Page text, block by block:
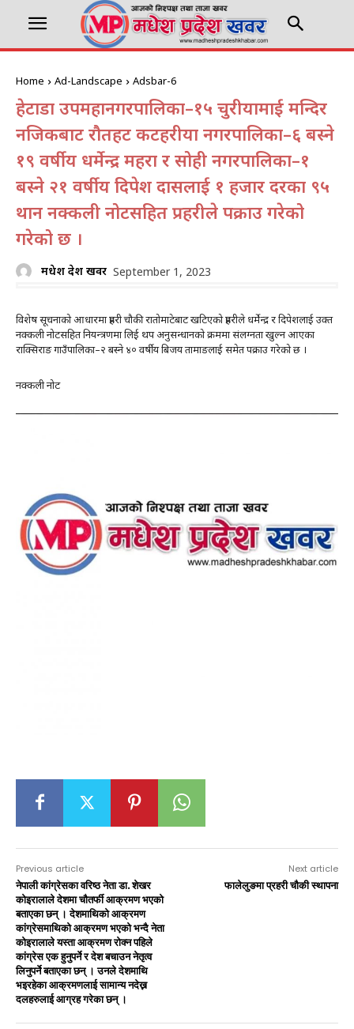
Home Ad-Landscape Adsbar-6
हेटौंडा उपमहानगरपालिका–१५ चुरीयामाई मन्दिर
नजिकबाट रौतहट कटहरीया नगरपालिका–६ बस्ने
१९ वर्षीय धर्मेन्द्र महरा र सोही नगरपालिका–१
बस्ने २१ वर्षीय दिपेश दासलाई १ हजार दरका ९५
थान नक्कली नोटसहित प्रहरीले पक्राउ गरेको
गरेको छ ।
मधेश प्रदेश खवर September 1, 2023
विशेष सूचनाको आधारमा प्रहरी चौकी रातोमाटेबाट खटिएको प्रहरीले धर्मेन्द्र र दिपेशलाई उक्त
नक्कली नोटसहित नियन्त्रणमा लिई थप अनुसन्धानको क्रममा संलग्नता खुल्न आएका
राक्सिराङ गाउँपालिका–२ बस्ने ४० वर्षीय बिजय तामाङलाई समेत पक्राउ गरेको छ ।
नक्कली नोट
Previous article
नेपाली कांग्रेसका वरिष्ठ नेता डा. शेखर
कोइरालाले देशमा चौतर्फी आक्रमण भएको
बताएका छन् । देशमाथिको आक्रमण
कांग्रेसमाथिको आक्रमण भएको भन्दै नेता
कोइरालाले यस्ता आक्रमण रोक्न पहिले
कांग्रेस एक हुनुपर्ने र देश बचाउन नेतृत्व
लिनुपर्ने बताएका छन् । उनले देशमाथि
भइरहेका आक्रमणलाई सामान्य नदेख्न
दलहरुलाई आग्रह गरेका छन् ।
Next article
फालेलुङमा प्रहरी चौकी स्थापना